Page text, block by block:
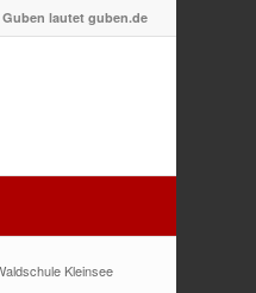
lautet guben.de
Kleinsee